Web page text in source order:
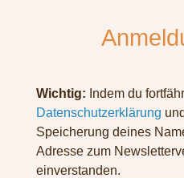
Wichtig: Indem du
Datenschutzerklärung
Speicherung deines
Adresse zum
einverstanden.